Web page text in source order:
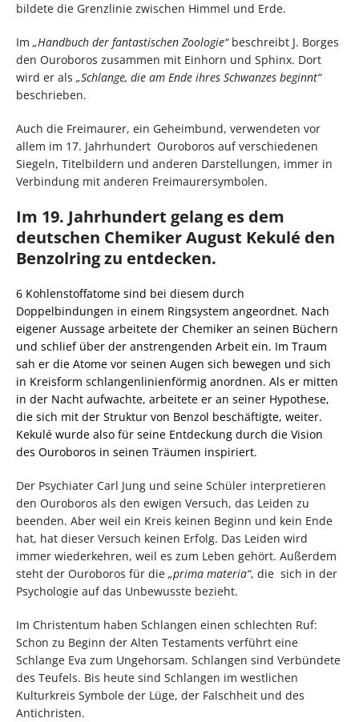
bildete die Grenzlinie zwischen Himmel und Erde.
Im „Handbuch der fantastischen Zoologie“beschreibt J. Borges
den Ouroboros zusammen mit Einhorn und Sphinx. Dort
wird er als „Schlange, die am Ende ihres Schwanzes beginnt“
beschrieben.
Auch die Freimaurer, ein Geheimbund, verwendeten vor
allem im 17. Jahrhundert Ouroboros auf verschiedenen
Siegeln, Titelbildern und anderen Darstellungen, immer in
Verbindung mit anderen Freimaurersymbolen.
Im 19. Jahrhundert gelang es dem
deutschen Chemiker August Kekulé den
Benzolring zu entdecken.
6 Kohlenstoffatome sind bei diesem durch
Doppelbindungen in einem Ringsystem angeordnet. Nach
eigener Aussage arbeitete der Chemiker an seinen Büchern
und schlief über der anstrengenden Arbeit ein. Im Traum
sah er die Atome vor seinen Augen sich bewegen und sich
in Kreisform schlangenlinienförmig anordnen. Als er mitten
in der Nacht aufwachte, arbeitete er an seiner Hypothese,
die sich mit der Struktur von Benzol beschäftigte, weiter.
Kekulé wurde also für seine Entdeckung durch die Vision
des Ouroboros in seinen Träumen inspiriert.
Der Psychiater Carl Jung und seine Schüler interpretieren
den Ouroboros als den ewigen Versuch, das Leiden zu
beenden. Aber weil ein Kreis keinen Beginn und kein Ende
hat, hat dieser Versuch keinen Erfolg. Das Leiden wird
immer wiederkehren, weil es zum Leben gehört. Außerdem
steht der Ouroboros für die „prima materia“, die sich in der
Psychologie auf das Unbewusste bezieht.
Im Christentum haben Schlangen einen schlechten Ruf:
Schon zu Beginn der Alten Testaments verführt eine
Schlange Eva zum Ungehorsam. Schlangen sind Verbündete
des Teufels. Bis heute sind Schlangen im westlichen
Kulturkreis Symbole der Lüge, der Falschheit und des
Antichristen.